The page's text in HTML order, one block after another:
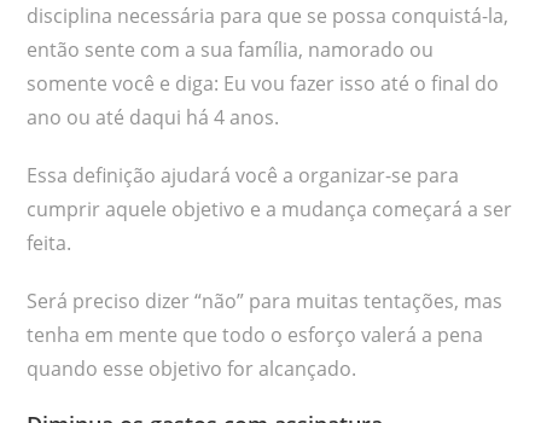
disciplina necessária para que se possa conquistá-la,
então sente com a sua família, namorado ou
somente você e diga: Eu vou fazer isso até o final do
ano ou até daqui há 4 anos.
Essa definição ajudará você a organizar-se para
cumprir aquele objetivo e a mudança começará a ser
feita.
Será preciso dizer “não” para muitas tentações, mas
tenha em mente que todo o esforço valerá a pena
quando esse objetivo for alcançado.